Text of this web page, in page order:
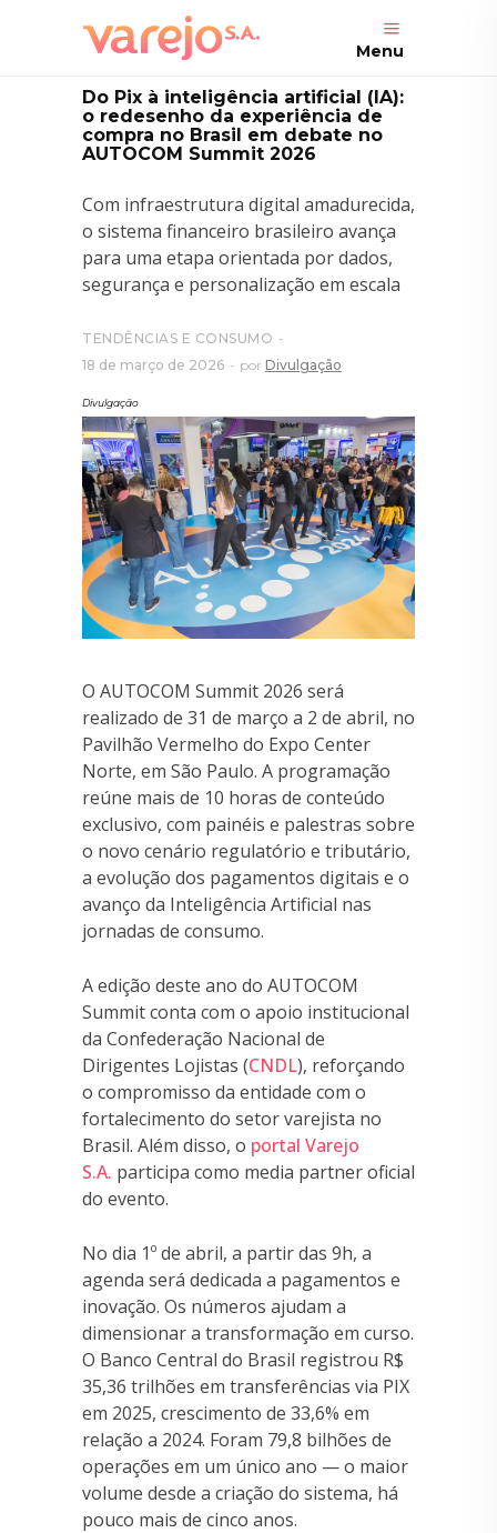
Menu
Do Pix à inteligência artificial (IA):
o redesenho da experiência de
compra no Brasil em debate no
AUTOCOM Summit 2026
Com infraestrutura digital amadurecida,
o sistema financeiro brasileiro avança
para uma etapa orientada por dados,
segurança e personalização em escala
TENDÊNCIAS E CONSUMO
18 de março de 2026
por Divulgação
Divulgação
O AUTOCOM Summit 2026 será
realizado de 31 de março a 2 de abril, no
Pavilhão Vermelho do Expo Center
Norte, em São Paulo. A programação
reúne mais de 10 horas de conteúdo
exclusivo, com painéis e palestras sobre
o novo cenário regulatório e tributário,
a evolução dos pagamentos digitais e o
avanço da Inteligência Artificial nas
jornadas de consumo.
A edição deste ano do AUTOCOM
Summit conta com o apoio institucional
da Confederação Nacional de
Dirigentes Lojistas (CNDL), reforçando
o compromisso da entidade com o
fortalecimento do setor varejista no
Brasil. Além disso, o portal Varejo
S.A. participa como media partner oficial
do evento.
No dia 1º de abril, a partir das 9h, a
agenda será dedicada a pagamentos e
inovação. Os números ajudam a
dimensionar a transformação em curso.
O Banco Central do Brasil registrou R$
35,36 trilhões em transferências via PIX
em 2025, crescimento de 33,6% em
relação a 2024. Foram 79,8 bilhões de
operações em um único ano — o maior
volume desde a criação do sistema, há
pouco mais de cinco anos.